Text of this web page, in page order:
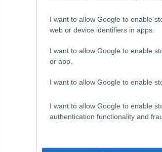
I want to allow Google to enable
web or device identifiers in apps.
I want to allow Google to enable
or app.
I want to allow Google to enable
I want to allow Google to enable
authentication functionality and
Unsplash
tavaly